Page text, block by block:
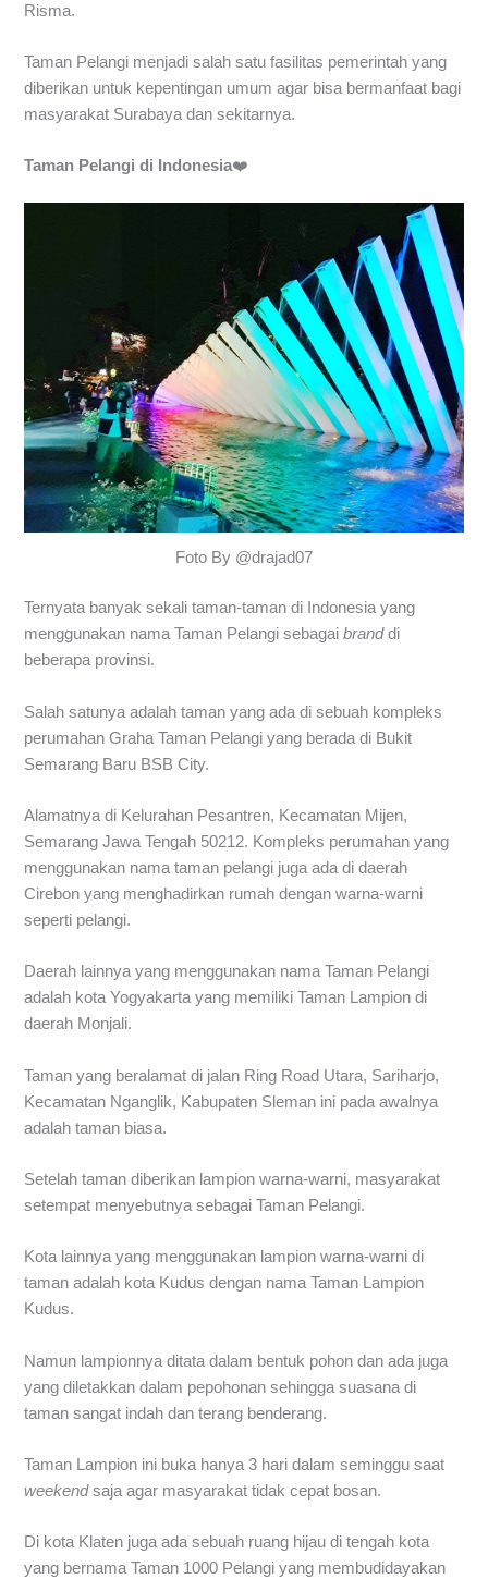
Risma.
Taman Pelangi menjadi salah satu fasilitas pemerintah yang
diberikan untuk kepentingan umum agar bisa bermanfaat bagi
masyarakat Surabaya dan sekitarnya.
Taman Pelangi di Indonesia❤️
Foto By @drajad07
Ternyata banyak sekali taman-taman di Indonesia yang
menggunakan nama Taman Pelangi sebagaibranddi
beberapa provinsi.
Salah satunya adalah taman yang ada di sebuah kompleks
perumahan Graha Taman Pelangi yang berada di Bukit
Semarang Baru BSB City.
Alamatnya di Kelurahan Pesantren, Kecamatan Mijen,
Semarang Jawa Tengah 50212. Kompleks perumahan yang
menggunakan nama taman pelangi juga ada di daerah
Cirebon yang menghadirkan rumah dengan warna-warni
seperti pelangi.
Daerah lainnya yang menggunakan nama Taman Pelangi
adalah kota Yogyakarta yang memiliki Taman Lampion di
daerah Monjali.
Taman yang beralamat di jalan Ring Road Utara, Sariharjo,
Kecamatan Nganglik, Kabupaten Sleman ini pada awalnya
adalah taman biasa.
Setelah taman diberikan lampion warna-warni, masyarakat
setempat menyebutnya sebagai Taman Pelangi.
Kota lainnya yang menggunakan lampion warna-warni di
taman adalah kota Kudus dengan nama Taman Lampion
Kudus.
Namun lampionnya ditata dalam bentuk pohon dan ada juga
yang diletakkan dalam pepohonan sehingga suasana di
taman sangat indah dan terang benderang.
Taman Lampion ini buka hanya 3 hari dalam seminggu saat
weekendsaja agar masyarakat tidak cepat bosan.
Di kota Klaten juga ada sebuah ruang hijau di tengah kota
yang bernama Taman 1000 Pelangi yang membudidayakan